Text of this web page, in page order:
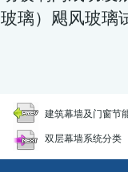
玻璃）飓风玻璃
建筑幕墙及门窗节
双层幕墙系统分类